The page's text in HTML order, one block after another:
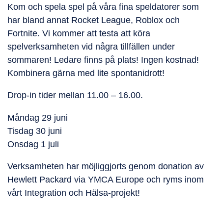
Kom och spela spel på våra fina speldatorer som
har bland annat Rocket League, Roblox och
Fortnite. Vi kommer att testa att köra
spelverksamheten vid några tillfällen under
sommaren! Ledare finns på plats! Ingen kostnad!
Kombinera gärna med lite spontanidrott!
Drop-in tider mellan 11.00 – 16.00.
Måndag 29 juni
Tisdag 30 juni
Onsdag 1 juli
Verksamheten har möjliggjorts genom donation av
Hewlett Packard via YMCA Europe och ryms inom
vårt Integration och Hälsa-projekt!